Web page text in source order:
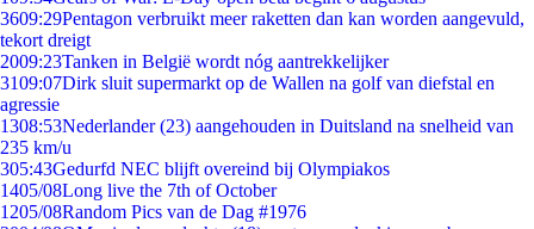
3609:29Pentagon verbruikt meer raketten dan kan worden aangevuld,
tekort dreigt
2009:23Tanken in België wordt nóg aantrekkelijker
3109:07Dirk sluit supermarkt op de Wallen na golf van diefstal en
agressie
1308:53Nederlander (23) aangehouden in Duitsland na snelheid van
235 km/u
305:43Gedurfd NEC blijft overeind bij Olympiakos
1405/08Long live the 7th of October
1205/08Random Pics van de Dag #1976